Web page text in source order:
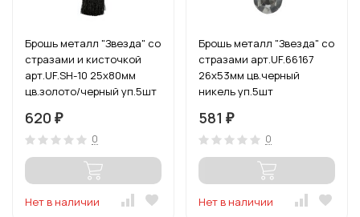
Брошь металл "Звезда" со
стразами и кисточкой
арт.UF.SH-10 25х80мм
цв.золото/черный уп.5шт
620 ₽
0
Нет в наличии
Брошь металл "Звезда" со
стразами арт.UF.66167
26х53мм цв.черный
никель уп.5шт
581 ₽
0
Нет в наличии